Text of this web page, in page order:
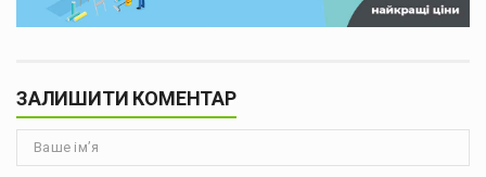
ЗАЛИШИТИ КОМЕНТАР